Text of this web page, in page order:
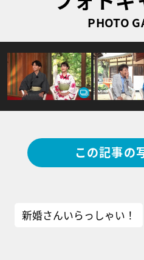
PHOTO
この記事の
新婚さんいらっしゃい！